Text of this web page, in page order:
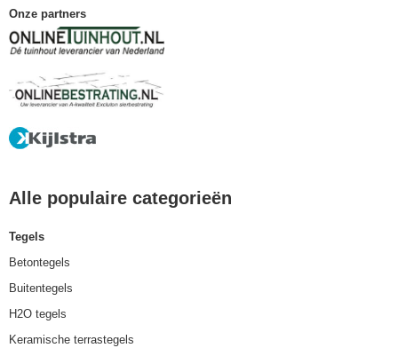
Onze partners
Alle populaire categorieën
Tegels
Betontegels
Buitentegels
H2O tegels
Keramische terrastegels